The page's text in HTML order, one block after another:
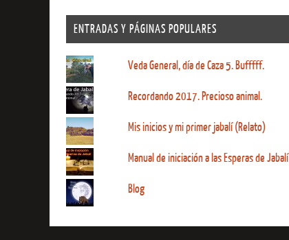
ENTRADAS Y PÁGINAS POPULARES
Veda General, día de Caza 5. Bufffff.
Recordando 2017. Precioso animal.
Mis inicios y mi primer jabalí (Relato)
Manual de iniciación a las Esperas de Jabalí
Blog